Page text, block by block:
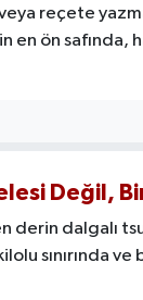
reçete
ön safında,
Değil,
derin dalgalı
sınırında ve